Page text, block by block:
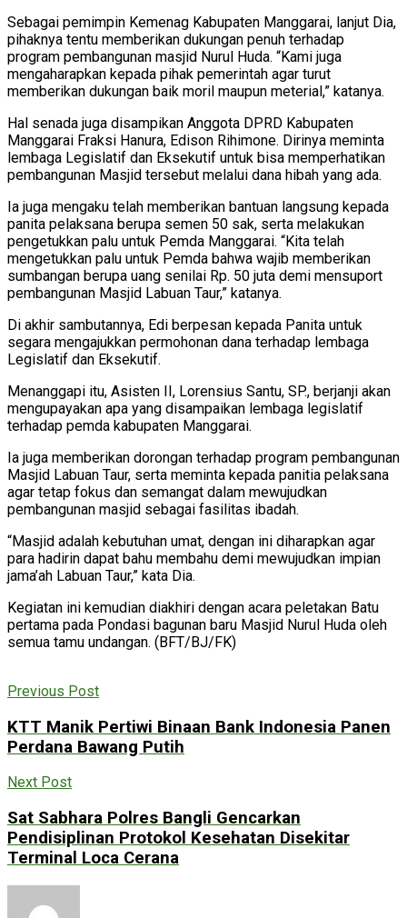
Sebagai pemimpin Kemenag Kabupaten Manggarai, lanjut Dia,
pihaknya tentu memberikan dukungan penuh terhadap
program pembangunan masjid Nurul Huda. “Kami juga
mengaharapkan kepada pihak pemerintah agar turut
memberikan dukungan baik moril maupun meterial,” katanya.
Hal senada juga disampikan Anggota DPRD Kabupaten
Manggarai Fraksi Hanura, Edison Rihimone. Dirinya meminta
lembaga Legislatif dan Eksekutif untuk bisa memperhatikan
pembangunan Masjid tersebut melalui dana hibah yang ada.
Ia juga mengaku telah memberikan bantuan langsung kepada
panita pelaksana berupa semen 50 sak, serta melakukan
pengetukkan palu untuk Pemda Manggarai. “Kita telah
mengetukkan palu untuk Pemda bahwa wajib memberikan
sumbangan berupa uang senilai Rp. 50 juta demi mensuport
pembangunan Masjid Labuan Taur,” katanya.
Di akhir sambutannya, Edi berpesan kepada Panita untuk
segara mengajukkan permohonan dana terhadap lembaga
Legislatif dan Eksekutif.
Menanggapi itu, Asisten II, Lorensius Santu, SP., berjanji akan
mengupayakan apa yang disampaikan lembaga legislatif
terhadap pemda kabupaten Manggarai.
Ia juga memberikan dorongan terhadap program pembangunan
Masjid Labuan Taur, serta meminta kepada panitia pelaksana
agar tetap fokus dan semangat dalam mewujudkan
pembangunan masjid sebagai fasilitas ibadah.
“Masjid adalah kebutuhan umat, dengan ini diharapkan agar
para hadirin dapat bahu membahu demi mewujudkan impian
jama’ah Labuan Taur,” kata Dia.
Kegiatan ini kemudian diakhiri dengan acara peletakan Batu
pertama pada Pondasi bagunan baru Masjid Nurul Huda oleh
semua tamu undangan. (BFT/BJ/FK)
Previous Post
KTT Manik Pertiwi Binaan Bank Indonesia Panen
Perdana Bawang Putih
Next Post
Sat Sabhara Polres Bangli Gencarkan
Pendisiplinan Protokol Kesehatan Disekitar
Terminal Loca Cerana